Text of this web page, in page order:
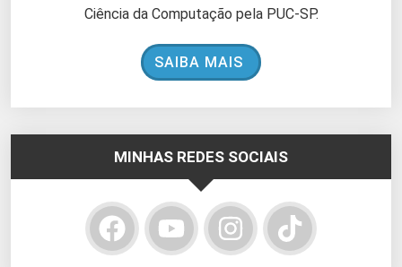
Ciência da Computação pela PUC-SP.
SAIBA MAIS
MINHAS REDES SOCIAIS